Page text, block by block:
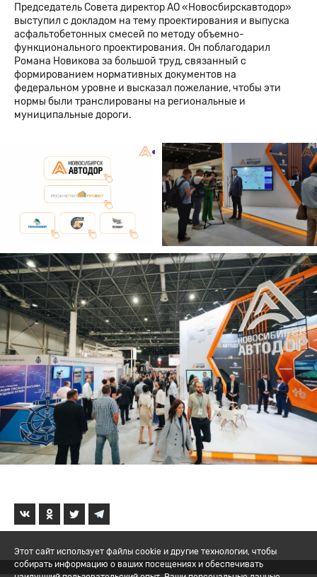
Председатель Совета директор АО «Новосбирскавтодор»
выступил с докладом на тему проектирования и выпуска
асфальтобетонных смесей по методу объемно-
функционального проектирования. Он поблагодарил
Романа Новикова за большой труд, связанный с
формированием нормативных документов на
федеральном уровне и высказал пожелание, чтобы эти
нормы были транслированы на региональные и
муниципальные дороги.
Этот сайт использует файлы cookie и другие технологии, чтобы
собирать информацию о ваших посещениях и обеспечивать